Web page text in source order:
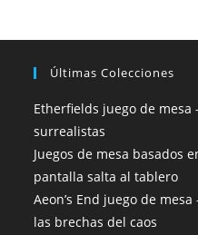
Últimas Colecciones
Etherfields juego de mesa
surrealistas
Juegos de mesa basados
pantalla salta al tablero
Aeon’s End juego de
las brechas del caos